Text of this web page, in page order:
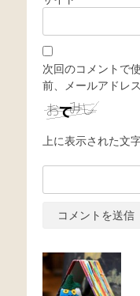
次回のコメントで
前、メールアドレ
上に表示された文